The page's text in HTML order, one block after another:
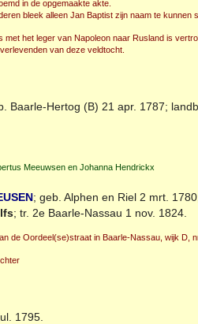
in de opgemaakte akte.
bleek alleen Jan Baptist zijn naam te kunnen
het leger van Napoleon naar Rusland is
van deze veldtocht.
Baarle-Hertog (B) 21 apr. 1787;
Meeuwsen en Johanna Hendrickx
; geb. Alphen en Riel 2 mrt.
; tr. 2e Baarle-Nassau 1 nov. 1824.
de Oordeel(se)straat in Baarle-Nassau, wijk D,
1795.